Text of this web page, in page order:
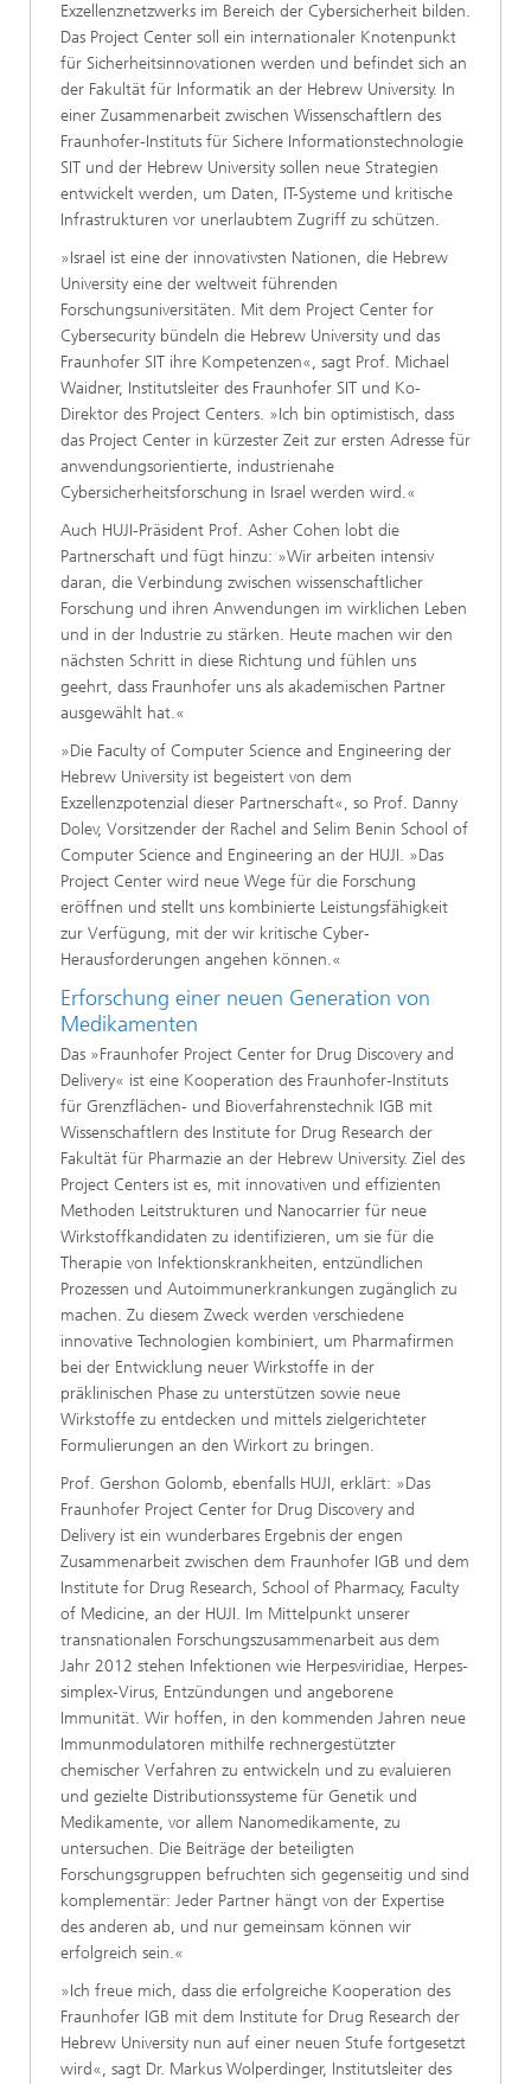
Exzellenznetzwerks im Bereich der Cybersicherheit bilden.
Das Project Center soll ein internationaler Knotenpunkt
für Sicherheitsinnovationen werden und befindet sich an
der Fakultät für Informatik an der Hebrew University. In
einer Zusammenarbeit zwischen Wissenschaftlern des
Fraunhofer-Instituts für Sichere Informationstechnologie
SIT und der Hebrew University sollen neue Strategien
entwickelt werden, um Daten, IT-Systeme und kritische
Infrastrukturen vor unerlaubtem Zugriff zu schützen.
»Israel ist eine der innovativsten Nationen, die Hebrew
University eine der weltweit führenden
Forschungsuniversitäten. Mit dem Project Center for
Cybersecurity bündeln die Hebrew University und das
Fraunhofer SIT ihre Kompetenzen«, sagt Prof. Michael
Waidner, Institutsleiter des Fraunhofer SIT und Ko-
Direktor des Project Centers. »Ich bin optimistisch, dass
das Project Center in kürzester Zeit zur ersten Adresse für
anwendungsorientierte, industrienahe
Cybersicherheitsforschung in Israel werden wird.«
Auch HUJI-Präsident Prof. Asher Cohen lobt die
Partnerschaft und fügt hinzu: »Wir arbeiten intensiv
daran, die Verbindung zwischen wissenschaftlicher
Forschung und ihren Anwendungen im wirklichen Leben
und in der Industrie zu stärken. Heute machen wir den
nächsten Schritt in diese Richtung und fühlen uns
geehrt, dass Fraunhofer uns als akademischen Partner
ausgewählt hat.«
»Die Faculty of Computer Science and Engineering der
Hebrew University ist begeistert von dem
Exzellenzpotenzial dieser Partnerschaft«, so Prof. Danny
Dolev, Vorsitzender der Rachel and Selim Benin School of
Computer Science and Engineering an der HUJI. »Das
Project Center wird neue Wege für die Forschung
eröffnen und stellt uns kombinierte Leistungsfähigkeit
zur Verfügung, mit der wir kritische Cyber-
Herausforderungen angehen können.«
Erforschung einer neuen Generation von
Medikamenten
Das »Fraunhofer Project Center for Drug Discovery and
Delivery« ist eine Kooperation des Fraunhofer-Instituts
für Grenzflächen- und Bioverfahrenstechnik IGB mit
Wissenschaftlern des Institute for Drug Research der
Fakultät für Pharmazie an der Hebrew University. Ziel des
Project Centers ist es, mit innovativen und effizienten
Methoden Leitstrukturen und Nanocarrier für neue
Wirkstoffkandidaten zu identifizieren, um sie für die
Therapie von Infektionskrankheiten, entzündlichen
Prozessen und Autoimmunerkrankungen zugänglich zu
machen. Zu diesem Zweck werden verschiedene
innovative Technologien kombiniert, um Pharmafirmen
bei der Entwicklung neuer Wirkstoffe in der
präklinischen Phase zu unterstützen sowie neue
Wirkstoffe zu entdecken und mittels zielgerichteter
Formulierungen an den Wirkort zu bringen.
Prof. Gershon Golomb, ebenfalls HUJI, erklärt: »Das
Fraunhofer Project Center for Drug Discovery and
Delivery ist ein wunderbares Ergebnis der engen
Zusammenarbeit zwischen dem Fraunhofer IGB und dem
Institute for Drug Research, School of Pharmacy, Faculty
of Medicine, an der HUJI. Im Mittelpunkt unserer
transnationalen Forschungszusammenarbeit aus dem
Jahr 2012 stehen Infektionen wie Herpesviridiae, Herpes-
simplex-Virus, Entzündungen und angeborene
Immunität. Wir hoffen, in den kommenden Jahren neue
Immunmodulatoren mithilfe rechnergestützter
chemischer Verfahren zu entwickeln und zu evaluieren
und gezielte Distributionssysteme für Genetik und
Medikamente, vor allem Nanomedikamente, zu
untersuchen. Die Beiträge der beteiligten
Forschungsgruppen befruchten sich gegenseitig und sind
komplementär: Jeder Partner hängt von der Expertise
des anderen ab, und nur gemeinsam können wir
erfolgreich sein.«
»Ich freue mich, dass die erfolgreiche Kooperation des
Fraunhofer IGB mit dem Institute for Drug Research der
Hebrew University nun auf einer neuen Stufe fortgesetzt
wird«, sagt Dr. Markus Wolperdinger, Institutsleiter des